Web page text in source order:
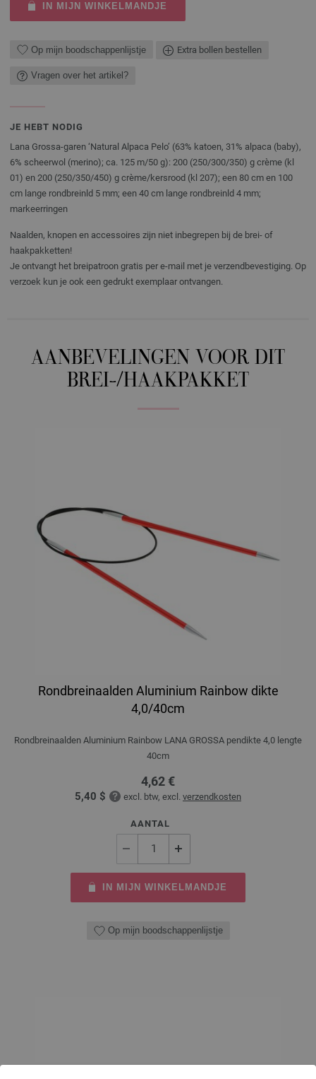
IN MIJN WINKELMANDJE
Op mijn boodschappenlijstje Extra bollen bestellen
Vragen over het artikel?
JE HEBT NODIG
Lana Grossa-garen ‘Natural Alpaca Pelo’ (63% katoen, 31% alpaca (baby),
6% scheerwol (merino); ca. 125 m/50 g): 200 (250/300/350) g crème (kl
01) en 200 (250/350/450) g crème/kersrood (kl 207); een 80 cm en 100
cm lange rondbreinld 5 mm; een 40 cm lange rondbreinld 4 mm;
markeerringen
Naalden, knopen en accessoires zijn niet inbegrepen bij de brei- of
haakpakketten!
Je ontvangt het breipatroon gratis per e-mail met je verzendbevestiging. Op
verzoek kun je ook een gedrukt exemplaar ontvangen.
AANBEVELINGEN VOOR DIT
BREI-/HAAKPAKKET
Rondbreinaalden Aluminium Rainbow dikte
4,0/40cm
Rondbreinaalden Aluminium Rainbow LANA GROSSA pendikte 4,0 lengte
40cm
4,62 €
5,40 $ excl. btw, excl. verzendkosten
AANTAL
IN MIJN WINKELMANDJE
Op mijn boodschappenlijstje